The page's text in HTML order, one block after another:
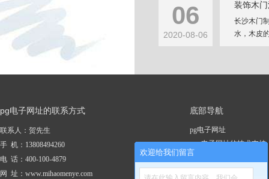
06
2020-08-06
装饰木
长沙木门
水，木皮
pg电子网址的联系方式
联系人：贺先生
手 机：13808494260
电 话：400-100-4879
网 址：www.mihaomenye.com
底部导航
pg电子网址
pg电子网址的技术支持
关于pg电子网址
欢迎给我们留言